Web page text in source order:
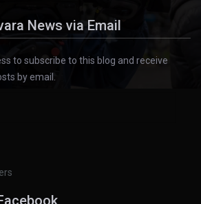
News via Email
to subscribe to this blog and receive
by email.